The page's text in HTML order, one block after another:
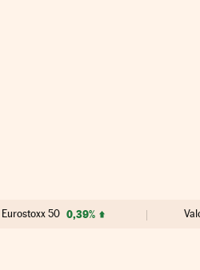
Eurostoxx 50 0,39%